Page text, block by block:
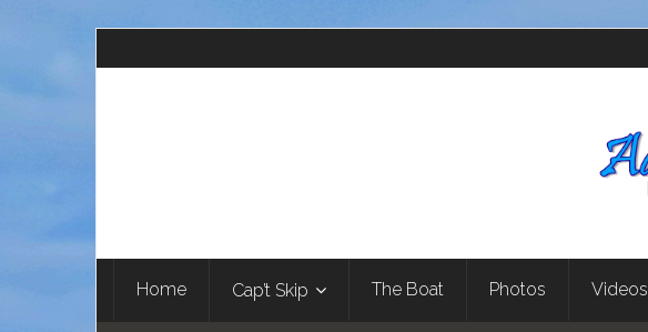
Home Cap’t Skip The Boat Photos Videos